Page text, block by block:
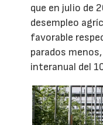
que en julio de
desempleo
favorable
parados
interanual del